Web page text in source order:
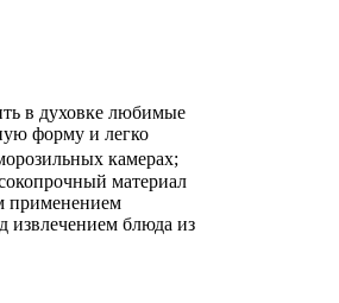
в духовке любимые
форму и легко
камерах;
материал
применением
извлечением блюда из